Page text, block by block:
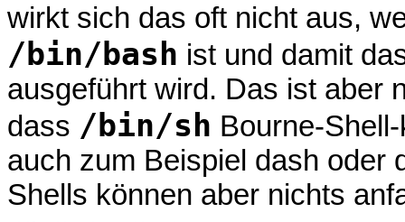
wirkt sich das oft nicht aus,
/bin/bash ist und damit
ausgeführt wird. Das ist aber
dass /bin/sh Bourne-
auch zum Beispiel dash oder
Shells können aber nichts